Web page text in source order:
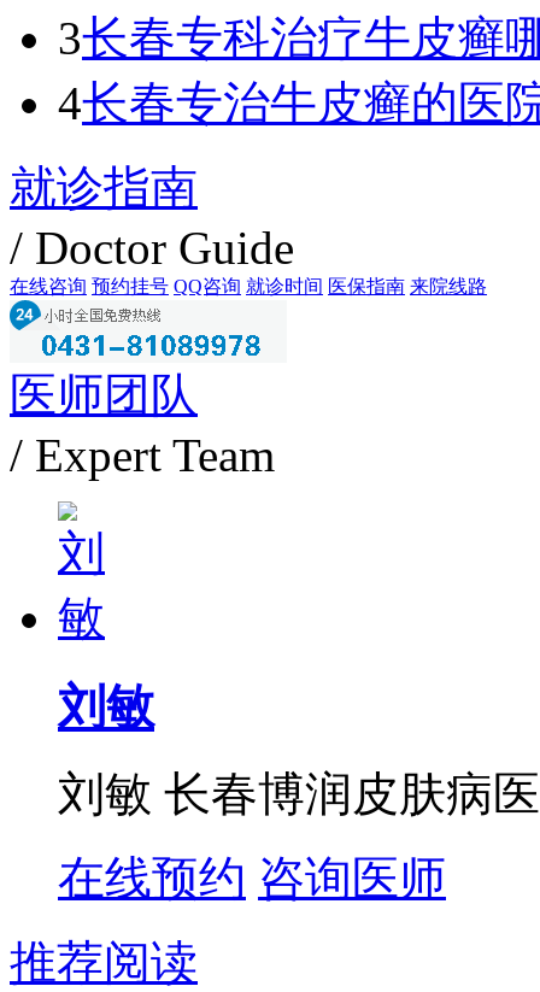
3长春专科治疗牛皮癣
4长春专治牛皮癣的医
就诊指南
/ Doctor Guide
在线咨询 预约挂号 QQ咨询 就诊时间 医保指南 来院线路
医师团队
/ Expert Team
刘敏
刘敏 长春博润皮肤病
在线预约 咨询医师
推荐阅读